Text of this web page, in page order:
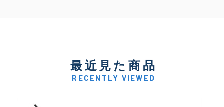
最近見た商品
RECENTLY VIEWED